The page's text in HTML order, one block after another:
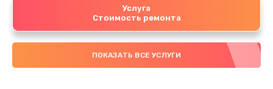
Услуга
Стоимость ремонта
ПОКАЗАТЬ ВСЕ УСЛУГИ